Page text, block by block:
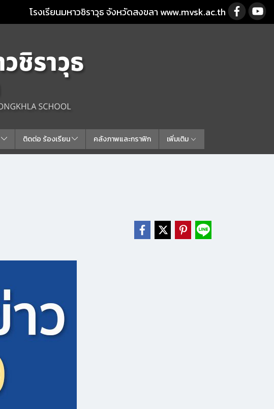
โรงเรียนมหาวชิราวุธ จังหวัดสงขลา www.mvsk.ac.th
ติดต่อ ร้องเรียน คลังภาพและกราฟิก เพิ่มเติม